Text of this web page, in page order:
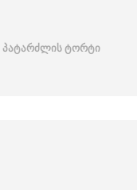
პატარძლის ტორტი